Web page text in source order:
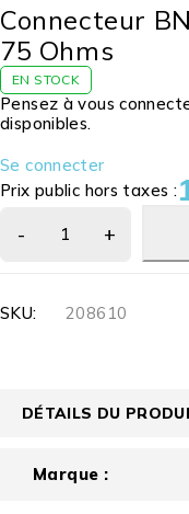
Connecteur
75 Ohms
EN STOCK
Pensez à vous
disponibles.
Se connecter
Prix public hors taxes :
SKU: 208610
DÉTAILS DU
Marque :